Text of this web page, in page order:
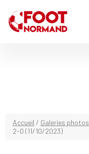
Accueil / Galeries photos
2-0 (11/10/2023)